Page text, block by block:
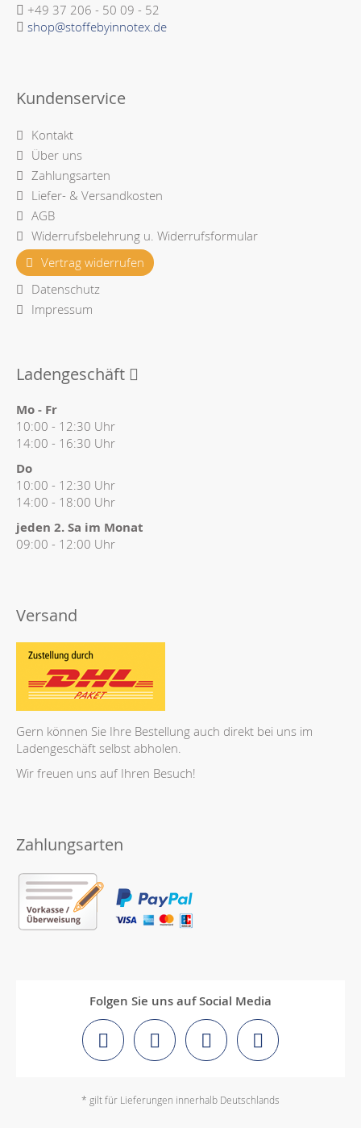
+49 37 206 - 50 09 - 52
shop@stoffebyinnotex.de
Kundenservice
Kontakt
Über uns
Zahlungsarten
Liefer- & Versandkosten
AGB
Widerrufsbelehrung u. Widerrufsformular
Vertrag widerrufen
Datenschutz
Impressum
Ladengeschäft
Mo - Fr
10:00 - 12:30 Uhr
14:00 - 16:30 Uhr
Do
10:00 - 12:30 Uhr
14:00 - 18:00 Uhr
jeden 2. Sa im Monat
09:00 - 12:00 Uhr
Versand
Gern können Sie Ihre Bestellung auch direkt bei uns im
Ladengeschäft selbst abholen.
Wir freuen uns auf Ihren Besuch!
Zahlungsarten
Folgen Sie uns auf Social Media
* gilt für Lieferungen innerhalb Deutschlands